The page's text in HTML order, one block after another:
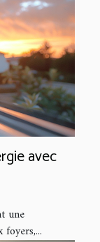
avec
une